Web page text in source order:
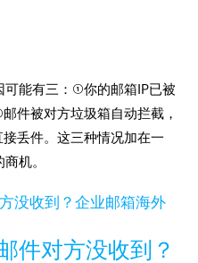
可能有三：①你的邮箱IP已被
件被对方垃圾箱自动拦截，
丢件。这三种情况加在一
机。
件对方没收到？